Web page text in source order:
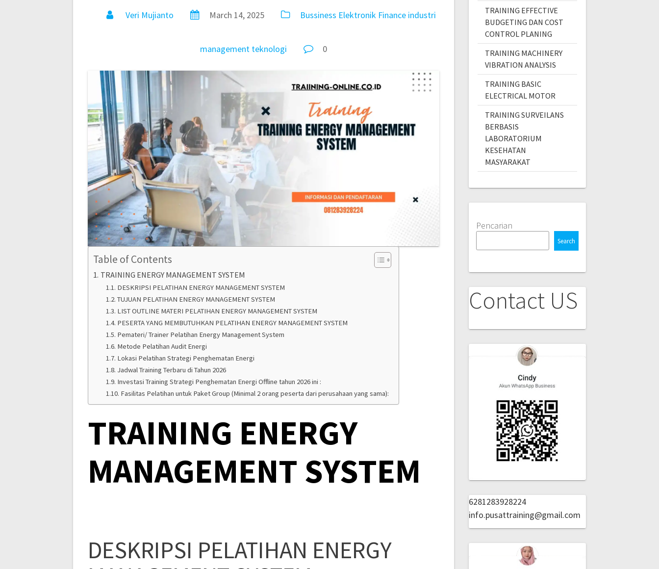
Veri Mujianto March 14, 2025 Bussiness Elektronik Finance industri
management teknologi 0
Table of Contents
TRAINING ENERGY MANAGEMENT SYSTEM
DESKRIPSI PELATIHAN ENERGY MANAGEMENT SYSTEM
TUJUAN PELATIHAN ENERGY MANAGEMENT SYSTEM
LIST OUTLINE MATERI PELATIHAN ENERGY MANAGEMENT SYSTEM
PESERTA YANG MEMBUTUHKAN PELATIHAN ENERGY MANAGEMENT SYSTEM
Pemateri/ Trainer Pelatihan Energy Management System
Metode Pelatihan Audit Energi
Lokasi Pelatihan Strategi Penghematan Energi
Jadwal Training Terbaru di Tahun 2026
Investasi Training Strategi Penghematan Energi Offline tahun 2026 ini :
Fasilitas Pelatihan untuk Paket Group (Minimal 2 orang peserta dari perusahaan yang sama):
TRAINING ENERGY
MANAGEMENT SYSTEM
DESKRIPSI PELATIHAN ENERGY
TRAINING EFFECTIVE
BUDGETING DAN COST
CONTROL PLANING
TRAINING MACHINERY
VIBRATION ANALYSIS
TRAINING BASIC
ELECTRICAL MOTOR
TRAINING SURVEILANS
BERBASIS
LABORATORIUM
KESEHATAN
MASYARAKAT
Pencarian
Search
Contact US
6281283928224
info.pusattraining@gmail.com